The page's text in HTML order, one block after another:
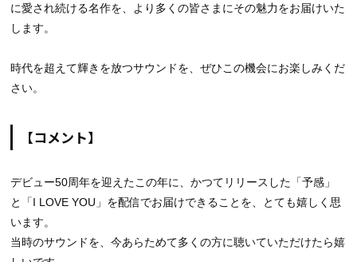
に愛され続ける名作を、より多くの皆さまにその魅力をお届けいた
します。
時代を超えて輝きを放つサウンドを、ぜひこの機会にお楽しみくだ
さい。
【コメント】
デビュー50周年を迎えたこの年に、かつてリリースした「予感」
と「I LOVE YOU」を配信でお届けできることを、とても嬉しく思
います。
当時のサウンドを、今あらためて多くの方に聴いていただけたら嬉